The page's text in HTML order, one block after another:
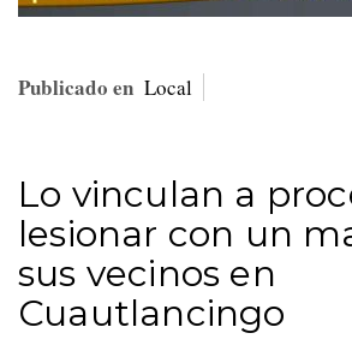
Publicado en Local
Lo vinculan a
lesionar con un
sus vecinos en
Cuautlancingo